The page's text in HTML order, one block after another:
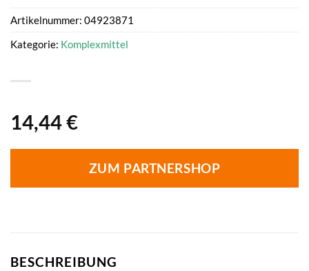
14,44€
ZUM PARTNERSHOP
Artikelnummer: 04923871
Kategorie: Komplexmittel
BESCHREIBUNG